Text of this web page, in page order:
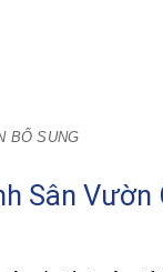
BỔ SUNG
Sân